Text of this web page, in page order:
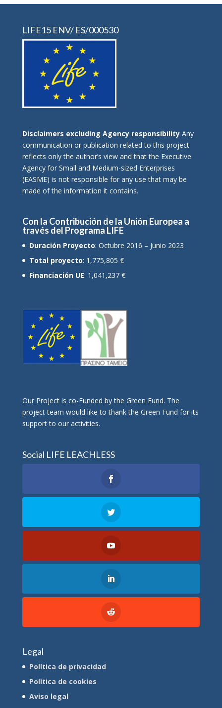
LIFE15 ENV/ ES/000530
Disclaimers excluding Agency responsibilityAny
communication or publication related to this project
reflects only the author’s view and that the Executive
Agency for Small and Medium-sized Enterprises
(EASME) is not responsible for any use that may be
made of the information it contains.
Con la Contribución de la Unión Europea a
través del Programa LIFE
Duración Proyecto: Octubre 2016 – Junio 2023
Total proyecto: 1,775,805 €
Financiación UE: 1,041,237 €
Οur Project is co-Funded by the Green Fund. The
project team would like to thank the Green Fund for its
support to our activities.
Social LIFE LEACHLESS
Legal
Política de privacidad
Política de cookies
Aviso legal